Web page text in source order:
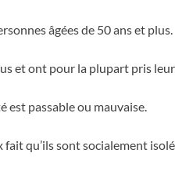
âgées de 50 ans et plus.
et ont pour la plupart pris
est passable ou mauvaise.
fait qu’ils sont socialement